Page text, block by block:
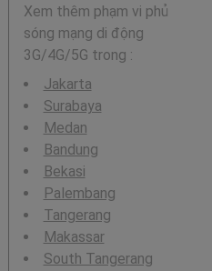
Xem thêm phạm vi phủ
sóng mạng di động
3G/4G/5G trong :
Jakarta
Surabaya
Medan
Bandung
Bekasi
Palembang
Tangerang
Makassar
South Tangerang